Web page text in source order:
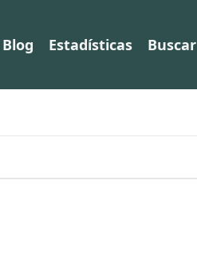
Blog Estadísticas Buscar